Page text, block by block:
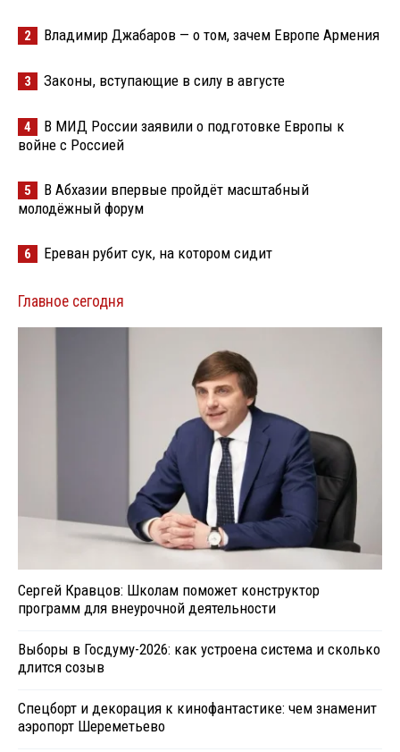
2 Владимир Джабаров — о том, зачем Европе Армения
3 Законы, вступающие в силу в августе
4
В МИД России заявили о подготовке Европы к
войне с Россией
5
В Абхазии впервые пройдёт масштабный
молодёжный форум
6 Ереван рубит сук, на котором сидит
Главное сегодня
Сергей Кравцов: Школам поможет конструктор
программ для внеурочной деятельности
Выборы в Госдуму-2026: как устроена система и сколько
длится созыв
Спецборт и декорация к кинофантастике: чем знаменит
аэропорт Шереметьево